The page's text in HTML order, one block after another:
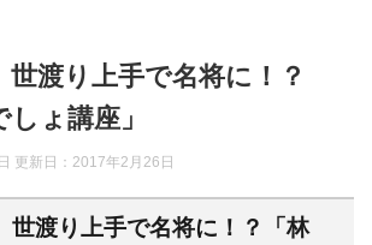
世渡り上手で名将に！？
しょ講座」
更新日： 2017年2月26日
世渡り上手で名将に！？「林